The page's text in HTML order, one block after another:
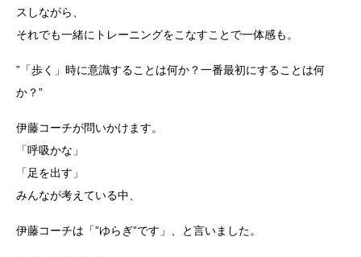
スしながら、
それでも一緒にトレーニングをこなすことで一体感も。
”「歩く」時に意識することは何か？一番最初にすることは何
か？”
伊藤コーチが問いかけます。
「呼吸かな」
「足を出す」
みんなが考えている中、
伊藤コーチは「”ゆらぎ”です」、と言いました。